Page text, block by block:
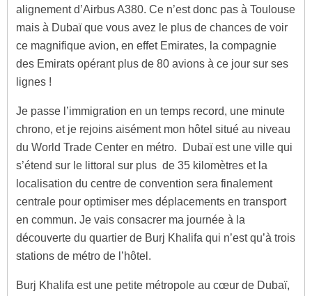
alignement d’Airbus A380. Ce n’est donc pas à Toulouse
mais à Dubaï que vous avez le plus de chances de voir
ce magnifique avion, en effet Emirates, la compagnie
des Emirats opérant plus de 80 avions à ce jour sur ses
lignes !
Je passe l’immigration en un temps record, une minute
chrono, et je rejoins aisément mon hôtel situé au niveau
du World Trade Center en métro. Dubaï est une ville qui
s’étend sur le littoral sur plus de 35 kilomètres et la
localisation du centre de convention sera finalement
centrale pour optimiser mes déplacements en transport
en commun. Je vais consacrer ma journée à la
découverte du quartier de Burj Khalifa qui n’est qu’à trois
stations de métro de l’hôtel.
Burj Khalifa est une petite métropole au cœur de Dubaï,